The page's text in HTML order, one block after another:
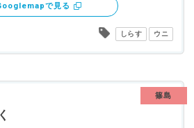
で見る
しらす ウニ
篠島